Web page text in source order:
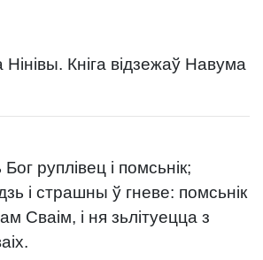
Кніга відзежаў Навума
руплівец і помсьнік;
і страшны ў гневе: помсьнік
Сваім, і ня зьлітуецца з